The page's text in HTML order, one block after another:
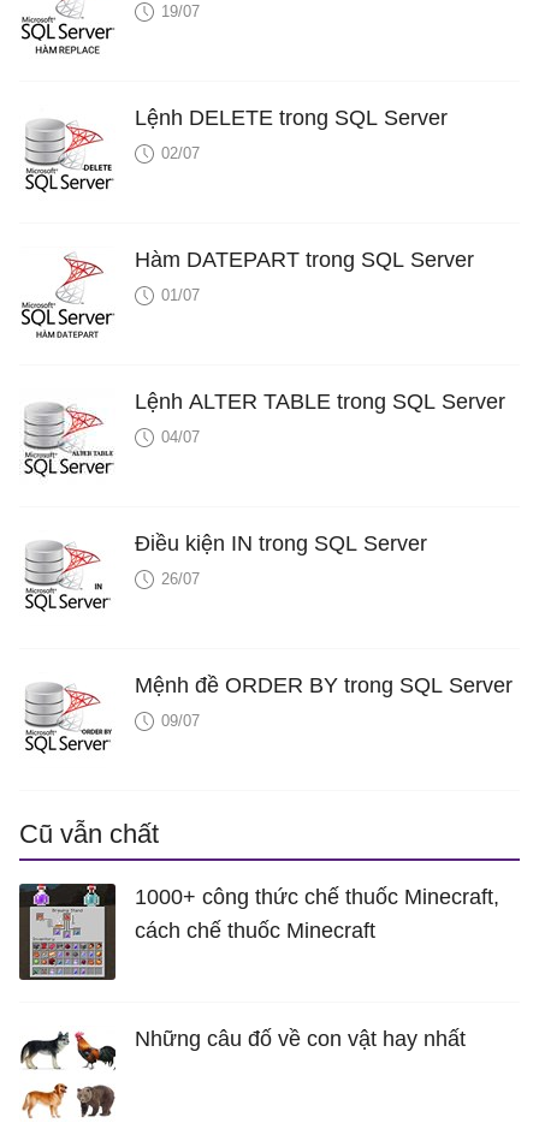
19/07
Lệnh DELETE trong SQL Server
02/07
Hàm DATEPART trong SQL Server
01/07
Lệnh ALTER TABLE trong SQL Server
04/07
Điều kiện IN trong SQL Server
26/07
Mệnh đề ORDER BY trong SQL Server
09/07
Cũ vẫn chất
1000+ công thức chế thuốc Minecraft,
cách chế thuốc Minecraft
Những câu đố về con vật hay nhất